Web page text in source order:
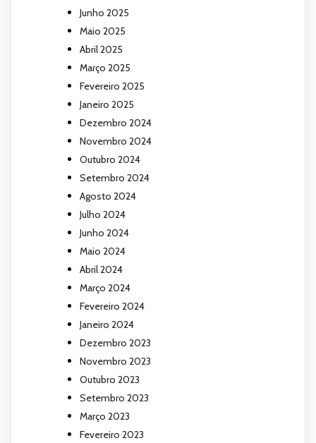
Junho 2025
Maio 2025
Abril 2025
Março 2025
Fevereiro 2025
Janeiro 2025
Dezembro 2024
Novembro 2024
Outubro 2024
Setembro 2024
Agosto 2024
Julho 2024
Junho 2024
Maio 2024
Abril 2024
Março 2024
Fevereiro 2024
Janeiro 2024
Dezembro 2023
Novembro 2023
Outubro 2023
Setembro 2023
Março 2023
Fevereiro 2023